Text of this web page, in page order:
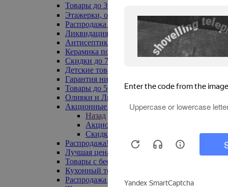
Товары до 399₽
Этажерки, обувницы
Распродажа текстиля до -50%
Ликвидация до -70%
Антисептики
Керамика по 129 руб
Скидки до 70%
Детские товары
Гарантия низкой цены
Товары до 500 руб
Оливки и Лимоны
Акционные товары
Назад
Акционные товары
Скидка 20% по промокоду
Распродажа! Ульяновск до -70%
Лучшая цена
Товары с бесплатной доставкой
Кухонный текстиль
Распродажа до -50%